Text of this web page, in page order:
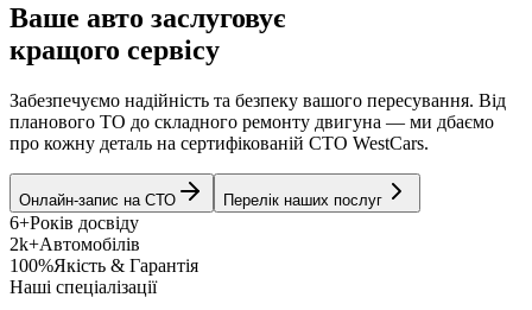
Ваше авто заслуговує
кращого сервісу
Забезпечуємо надійність та безпеку вашого пересування. Від
планового ТО до складного ремонту двигуна — ми дбаємо
про кожну деталь на сертифікованій СТО WestCars.
Онлайн-запис на СТО Перелік наших послуг
6+Років досвіду
2k+Автомобілів
100%Якість & Гарантія
Наші спеціалізації